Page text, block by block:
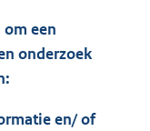
een
onderzoek
en/ of